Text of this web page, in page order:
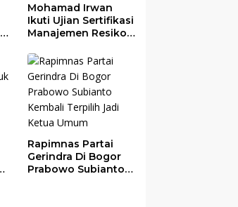
Mohamad Irwan
Ikuti Ujian Sertifikasi
Manajemen Resiko
Rapimnas Partai
Gerindra Di Bogor
Prabowo Subianto